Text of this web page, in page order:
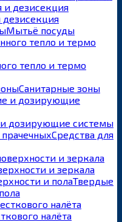
Мытьё посуды
тепло и термо
Санитарные зоны
дозирующие системы
Средства для
и зеркала
Твердые
налёта